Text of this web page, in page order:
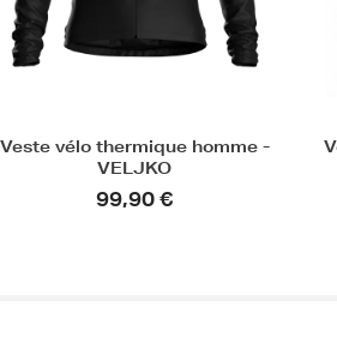
Veste vélo thermique femme -
VELJKO
99,90 €